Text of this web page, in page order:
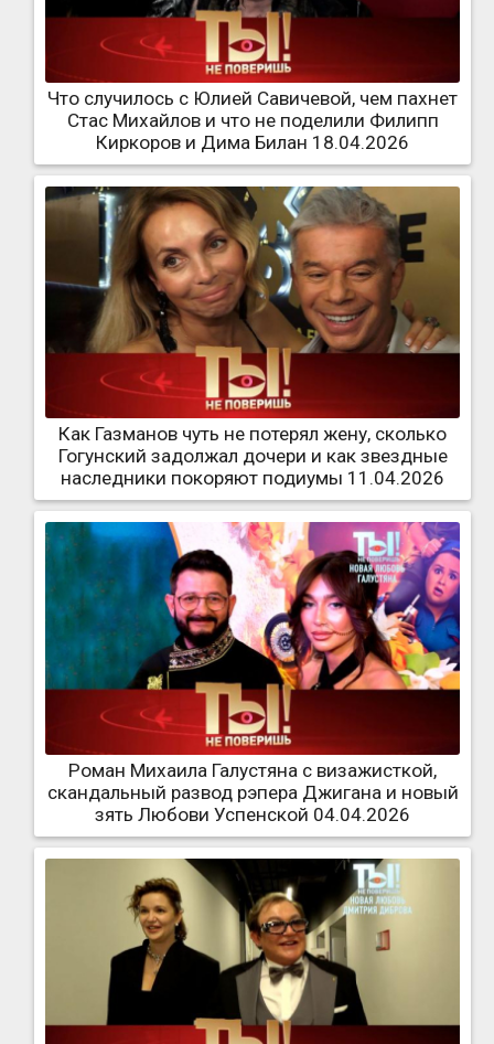
Что случилось с Юлией Савичевой, чем пахнет
Стас Михайлов и что не поделили Филипп
Киркоров и Дима Билан 18.04.2026
Как Газманов чуть не потерял жену, сколько
Гогунский задолжал дочери и как звездные
наследники покоряют подиумы 11.04.2026
Роман Михаила Галустяна с визажисткой,
скандальный развод рэпера Джигана и новый
зять Любови Успенской 04.04.2026